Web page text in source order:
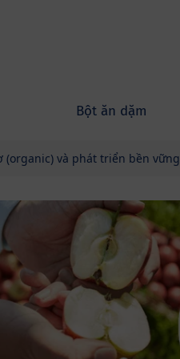
Bột ăn dặm
(organic) và phát triển bền vững